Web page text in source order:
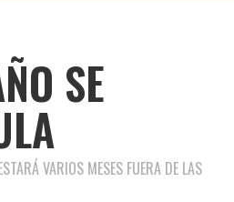
SE
VARIOS MESES FUERA DE LAS